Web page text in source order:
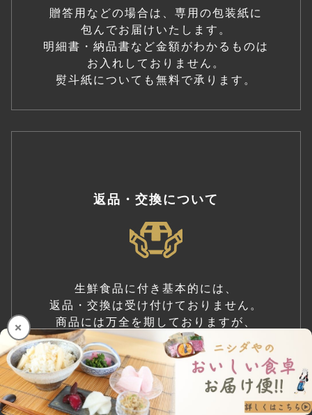
×
贈答用などの場合は、専用の包装紙に
包んでお届けいたします。
明細書・納品書など金額がわかるものは
お入れしておりません。
熨斗紙についても無料で承ります。
返品・交換について
生鮮食品に付き基本的には、
返品・交換は受け付けておりません。
商品には万全を期しておりますが、
万が一不良品がございましたら、
事前にご連絡の上、商品到着後
2日以内に返品をお願いします。
詳細をみる